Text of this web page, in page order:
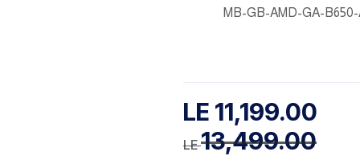
MB-GB-AMD-GA-
11,199.00
13,499.00
LE